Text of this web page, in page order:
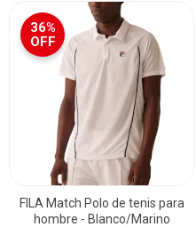
36%
OFF
FILA Match Polo de tenis para
hombre - Blanco/Marino